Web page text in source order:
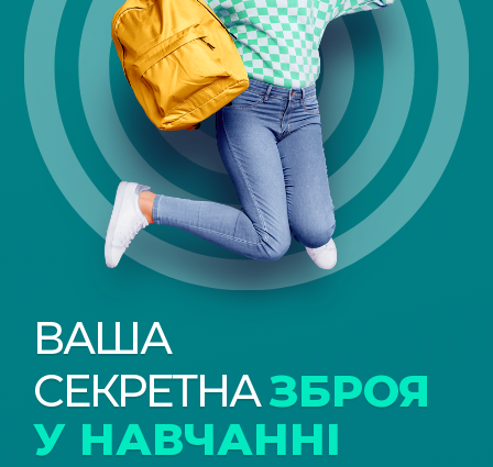
ВАША
СЕКРЕТНАЗБРОЯ
У НАВЧАННІ